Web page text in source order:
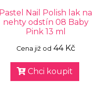
Pastel Nail Polish lak na
nehty odstín 08 Baby
Pink 13 ml
Cena již od 44 Kč
Chci koupit